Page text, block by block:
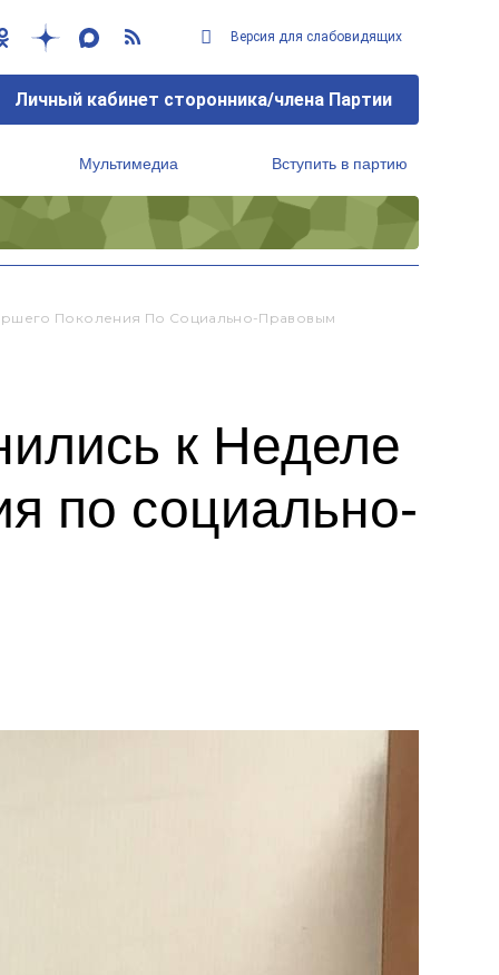
Версия для слабовидящих
Личный кабинет сторонника/члена Партии
Мультимедиа Вступить в партию
Поколения По Социально-Правовым
к Неделе
по социально-